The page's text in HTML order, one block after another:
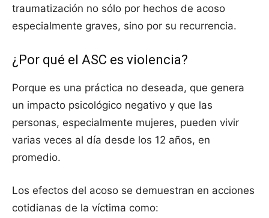
traumatización no sólo por hechos de acoso
especialmente graves, sino por su recurrencia.
¿Por qué el ASC es violencia?
Porque es una práctica no deseada, que genera
un impacto psicológico negativo y que las
personas, especialmente mujeres, pueden vivir
varias veces al día desde los 12 años, en
promedio.
Los efectos del acoso se demuestran en acciones
cotidianas de la víctima como: